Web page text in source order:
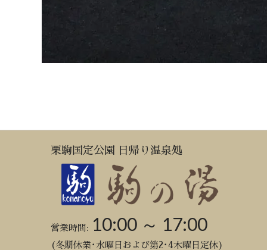
栗駒国定公園 日帰り温泉処
営業時間: 10:00 ～ 17:00
(冬期休業･水曜日および第2･4木曜日定休)